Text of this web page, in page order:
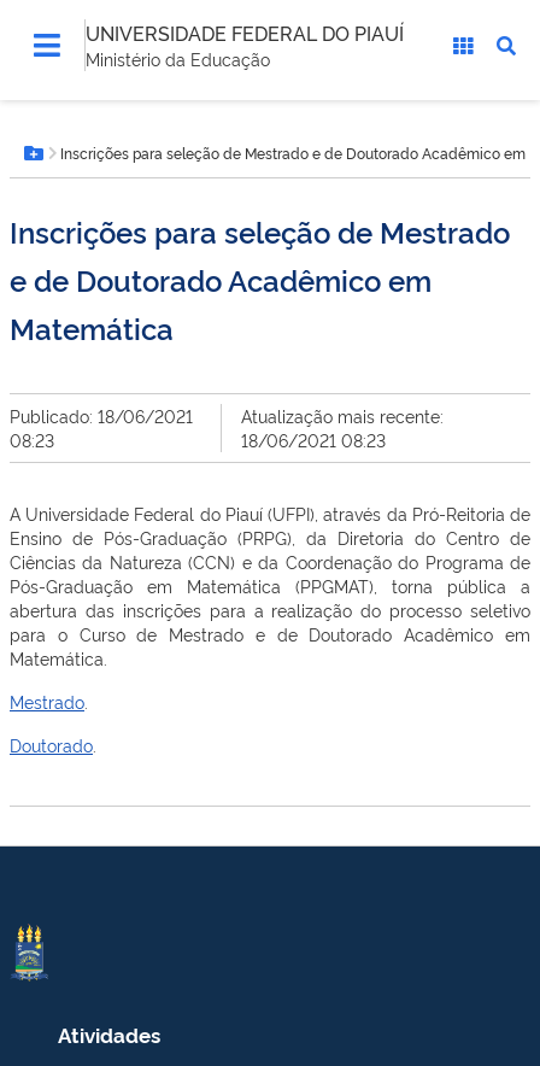
UNIVERSIDADE FEDERAL DO PIAUÍ
Ministério da Educação
está
aqui:Botão Menu
Inscrições para seleção de Mestrado e de Doutorado Acadêmico em
Inscrições para seleção de Mestrado
e de Doutorado Acadêmico em
Matemática
Publicado: 18/06/2021
08:23
Atualização mais recente:
18/06/2021 08:23
A Universidade Federal do Piauí (UFPI), através da Pró-Reitoria de
Ensino de Pós-Graduação (PRPG), da Diretoria do Centro de
Ciências da Natureza (CCN) e da Coordenação do Programa de
Pós-Graduação em Matemática (PPGMAT), torna pública a
abertura das inscrições para a realização do processo seletivo
para o Curso de Mestrado e de Doutorado Acadêmico em
Matemática.
Mestrado
Doutorado
Atividades